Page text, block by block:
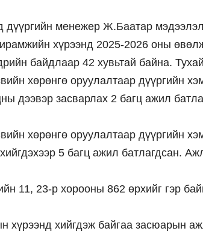
менежер Ж.Баатар
хүрээнд 2025-2026 оны
байдлаар 42 хувьтай байна.
хөрөнгө оруулалтаар дүүргийн
дээвэр засварлах 2 багц ажил
хөрөнгө оруулалтаар дүүргийн
5 багц ажил батлагдсан.
11, 23-р хорооны 862 өрхийг гэр
хийгдэж байгаа засюарын